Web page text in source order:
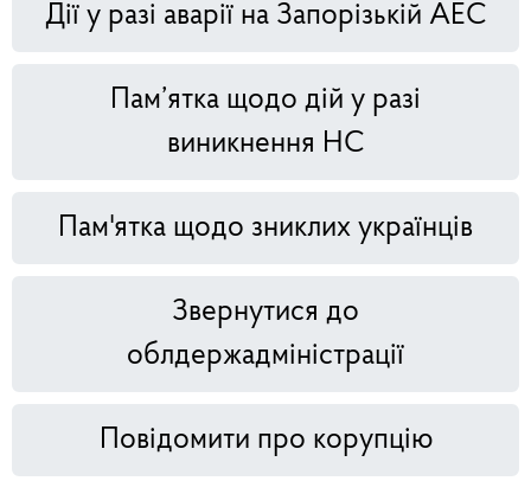
Дії у разі аварії на Запорізькій АЕС
Пам’ятка щодо дій у разі
виникнення НС
Пам'ятка щодо зниклих українців
Звернутися до
облдержадміністрації
Повідомити про корупцію